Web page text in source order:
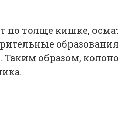
по толще кишке,
образом,